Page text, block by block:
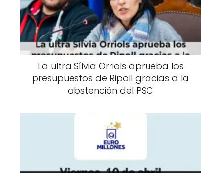
La ultra Sílvia Orriols aprueba los
presupuestos de Ripoll gracias a la
abstención del PSC